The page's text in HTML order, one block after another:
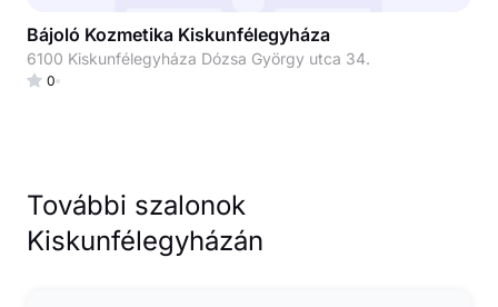
Bájoló Kozmetika Kiskunfélegyháza
6100 Kiskunfélegyháza Dózsa György utca 34.
0
További szalonok
Kiskunfélegyházán